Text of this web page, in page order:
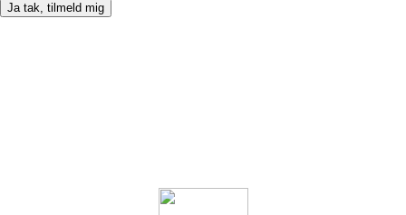
Ja tak, tilmeld mig